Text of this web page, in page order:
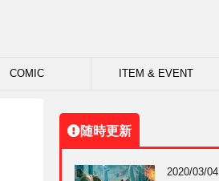
COMIC ITEM & EVENT
随時更新
2020/03/04